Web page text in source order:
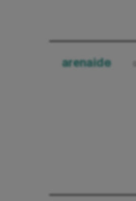
arenaide